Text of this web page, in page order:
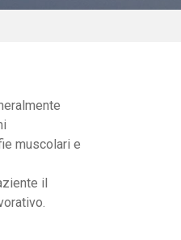
muscolari e
il